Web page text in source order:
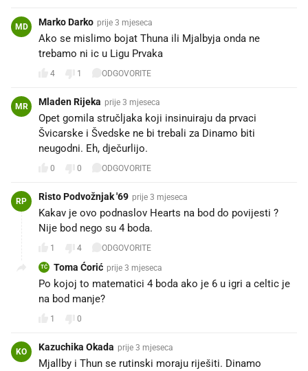
MD Marko Darko prije 3 mjeseca
Ako se mislimo bojat Thuna ili Mjalbyja onda ne
trebamo ni ic u Ligu Prvaka 🍻
4 1 ODGOVORITE
MR Mladen Rijeka prije 3 mjeseca
Opet gomila stručljaka koji insinuiraju da prvaci
Švicarske i Švedske ne bi trebali za Dinamo biti
neugodni. Eh, dječurlijo.
0 0 ODGOVORITE
RP Risto Podvožnjak '69 prije 3 mjeseca
Kakav je ovo podnaslov Hearts na bod do povijesti ?
Nije bod nego su 4 boda.
1 4 ODGOVORITE
TĆ Toma Ćorić prije 3 mjeseca
Po kojoj to matematici 4 boda ako je 6 u igri a celtic je
na bod manje?
1 0
KO Kazuchika Okada prije 3 mjeseca
Mjallby i Thun se rutinski moraju riješiti. Dinamo